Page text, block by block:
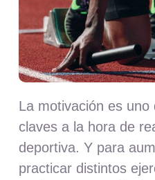
Contacto
Mi cuenta
La motivación es uno
claves a la hora de
deportiva. Y para
practicar distintos